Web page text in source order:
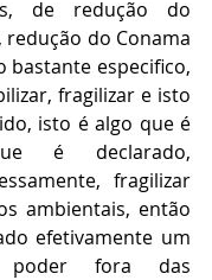
de redução do
redução do Conama
bastante especifico,
fragilizar e isto
isto é algo que é
é declarado,
fragilizar
ambientais, então
efetivamente um
poder fora das